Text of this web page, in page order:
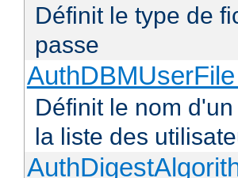
Définit le type de
passe
AuthDBMUserFile
Définit le nom
la liste des